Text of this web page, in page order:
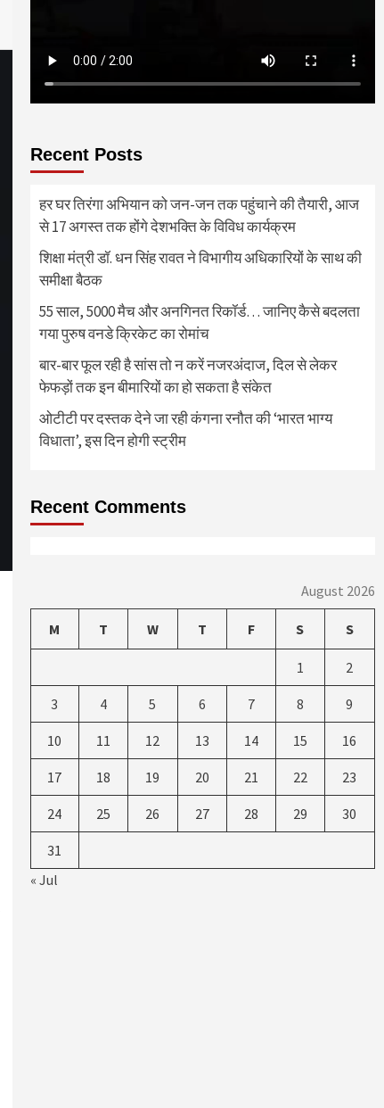
Recent Posts
हर घर तिरंगा अभियान को जन-जन तक पहुंचाने की तैयारी, आज
से 17 अगस्त तक होंगे देशभक्ति के विविध कार्यक्रम
शिक्षा मंत्री डॉ. धन सिंह रावत ने विभागीय अधिकारियों के साथ की
समीक्षा बैठक
55 साल, 5000 मैच और अनगिनत रिकॉर्ड… जानिए कैसे बदलता
गया पुरुष वनडे क्रिकेट का रोमांच
बार-बार फूल रही है सांस तो न करें नजरअंदाज, दिल से लेकर
फेफड़ों तक इन बीमारियों का हो सकता है संकेत
ओटीटी पर दस्तक देने जा रही कंगना रनौत की ‘भारत भाग्य
विधाता’, इस दिन होगी स्ट्रीम
Recent Comments
August 2026
M T W T F S S
1 2
3 4 5 6 7 8 9
10 11 12 13 14 15 16
17 18 19 20 21 22 23
24 25 26 27 28 29 30
31
« Jul